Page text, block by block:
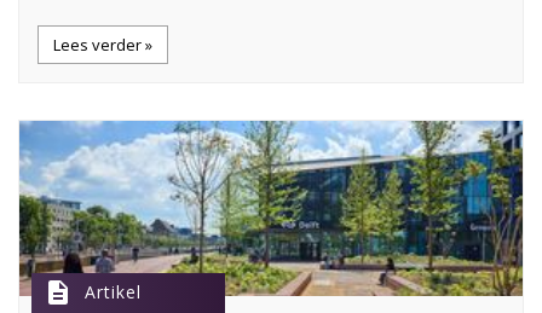
Lees verder »
description Artikel